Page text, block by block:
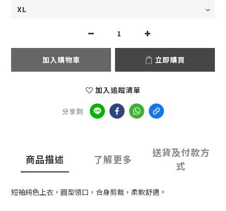
加入購物車 立即購買
加入追蹤清單
分享到
商品描述 了解更多
送貨及付款方
式
短袖純色上衣，圓型領口，合身剪裁，柔軟舒適。